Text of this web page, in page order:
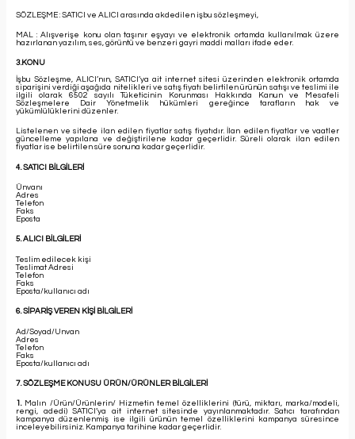
SÖZLEŞME : SATICI ve ALICI arasında akdedilen işbu sözleşmeyi,
MAL : Alışverişe konu olan taşınır eşyayı ve elektronik ortamda kullanılmak üzere
hazırlanan yazılım, ses, görüntü ve benzeri gayri maddi malları ifade eder.
3.KONU
İşbu Sözleşme, ALICI’nın, SATICI’ya ait internet sitesi üzerinden elektronik ortamda
siparişini verdiği aşağıda nitelikleri ve satış fiyatı belirtilen ürünün satışı ve teslimi ile
ilgili olarak 6502 sayılı Tüketicinin Korunması Hakkında Kanun ve Mesafeli
Sözleşmelere Dair Yönetmelik hükümleri gereğince tarafların hak ve
yükümlülüklerini düzenler.
Listelenen ve sitede ilan edilen fiyatlar satış fiyatıdır. İlan edilen fiyatlar ve vaatler
güncelleme yapılana ve değiştirilene kadar geçerlidir. Süreli olarak ilan edilen
fiyatlar ise belirtilen süre sonuna kadar geçerlidir.
4. SATICI BİLGİLERİ
Ünvanı
Adres
Telefon
Faks
Eposta
5. ALICI BİLGİLERİ
Teslim edilecek kişi
Teslimat Adresi
Telefon
Faks
Eposta/kullanıcı adı
6. SİPARİŞ VEREN KİŞİ BİLGİLERİ
Ad/Soyad/Unvan
Adres
Telefon
Faks
Eposta/kullanıcı adı
7. SÖZLEŞME KONUSU ÜRÜN/ÜRÜNLER BİLGİLERİ
1.Malın /Ürün/Ürünlerin/ Hizmetin temel özelliklerini (türü, miktarı, marka/modeli,
rengi, adedi) SATICI’ya ait internet sitesinde yayınlanmaktadır. Satıcı tarafından
kampanya düzenlenmiş ise ilgili ürünün temel özelliklerini kampanya süresince
inceleyebilirsiniz. Kampanya tarihine kadar geçerlidir.